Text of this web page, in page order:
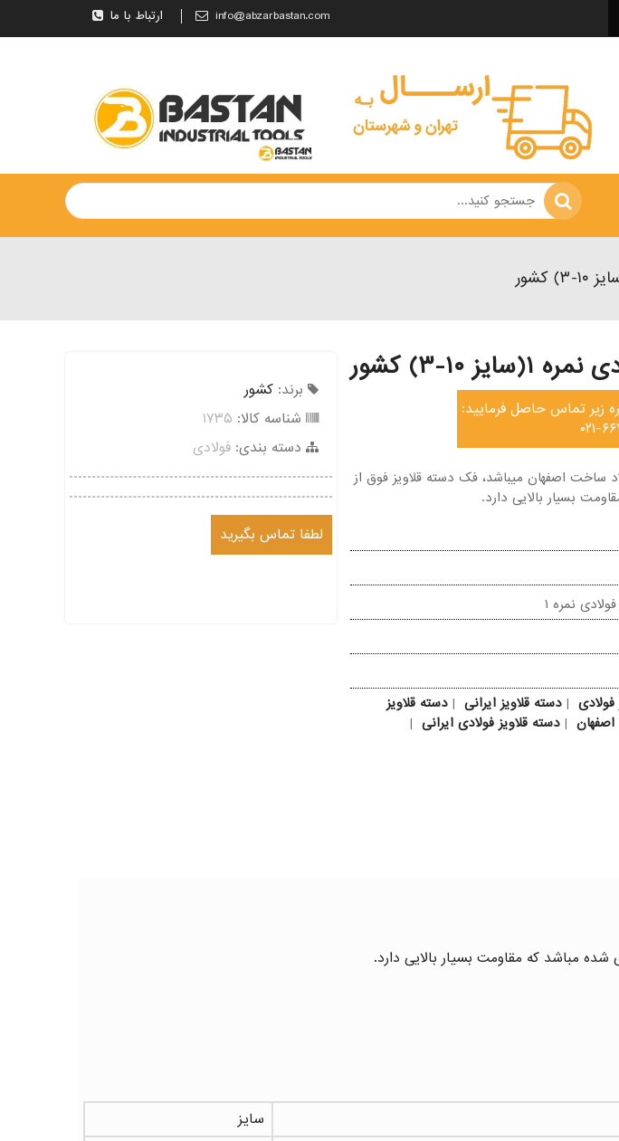
ارتباط با ما info@abzarbastan.com
۱۰-۳) کشور
زیر تماس حاصل فرمایید:
ساخت اصفهان میباشد، فک دسته قلاویز فوق از
بسیار بالایی دارد.
نمره ۱
فولادی | دسته قلاویز ایرانی | دسته قلاویز
اصفهان | دسته قلاویز فولادی ایرانی |
برند: کشور
شناسه کالا: ۱۷۳۵
دسته بندی: فولادی
لطفا تماس بگیرید
مباشد که مقاومت بسیار بالایی دارد.
سایز